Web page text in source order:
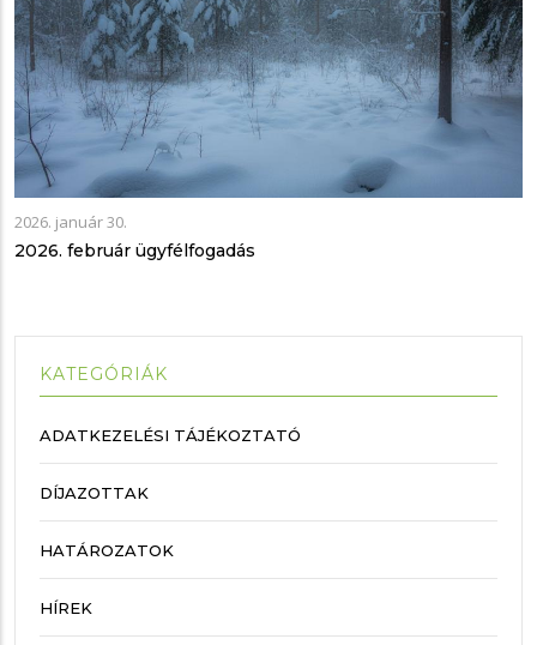
2026. január 30.
2026. február ügyfélfogadás
KATEGÓRIÁK
ADATKEZELÉSI TÁJÉKOZTATÓ
DÍJAZOTTAK
HATÁROZATOK
HÍREK